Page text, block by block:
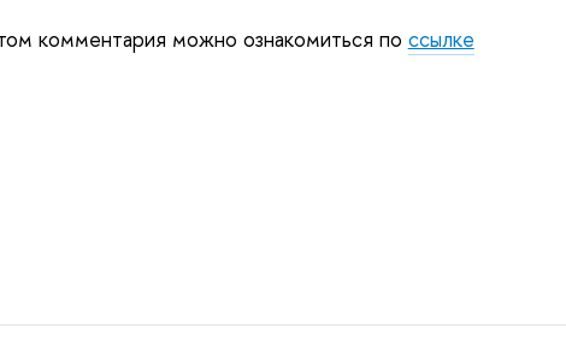
комментария можно ознакомиться по ссылке